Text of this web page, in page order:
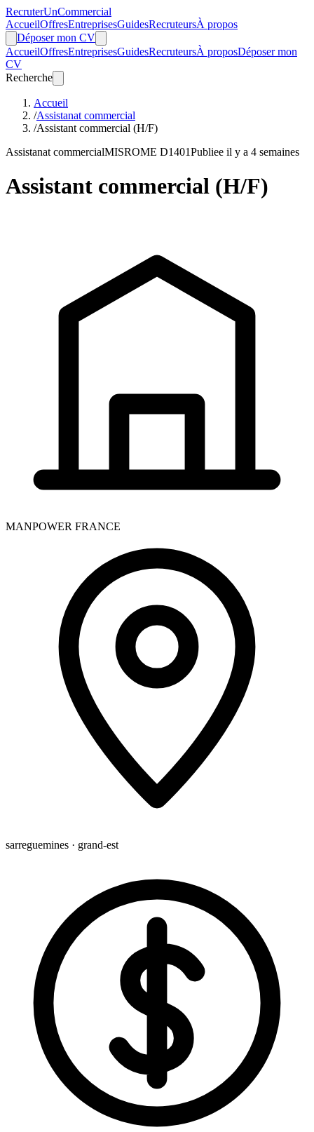
RecruterUnCommercial
AccueilOffresEntreprisesGuidesRecruteursÀ propos
Déposer mon CV
AccueilOffresEntreprisesGuidesRecruteursÀ proposDéposer mon
CV
Recherche
Accueil
/Assistanat commercial
/Assistant commercial (H/F)
Assistanat commercialMISROME D1401Publiee il y a 4 semaines
Assistant commercial (H/F)
MANPOWER FRANCE
sarreguemines · grand-est